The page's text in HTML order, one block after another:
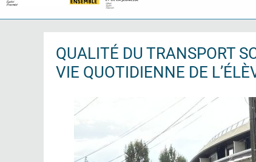
QUALITÉ DU TRANSPORT
VIE QUOTIDIENNE DE